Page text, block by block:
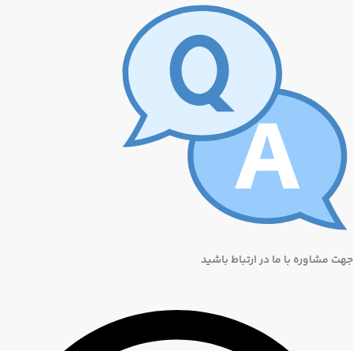
جهت مشاوره با ما در ارتباط باشید